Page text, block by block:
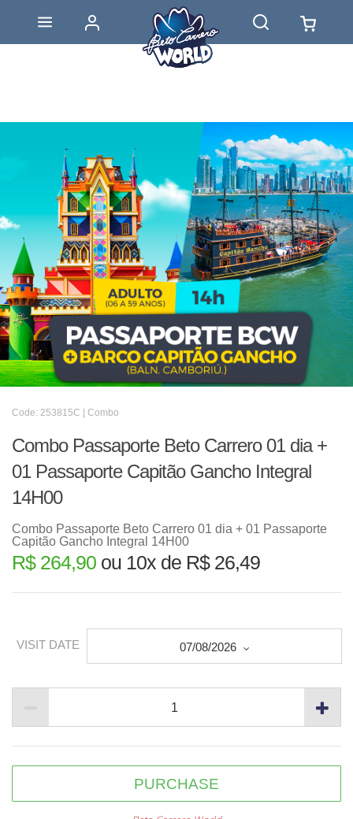
Code: 253815C | Combo
Combo Passaporte Beto Carrero 01 dia +
01 Passaporte Capitão Gancho Integral
14H00
Combo Passaporte Beto Carrero 01 dia + 01 Passaporte
Capitão Gancho Integral 14H00
R$ 264,90 ou 10x de R$ 26,49
VISIT DATE 07/08/2026
PURCHASE